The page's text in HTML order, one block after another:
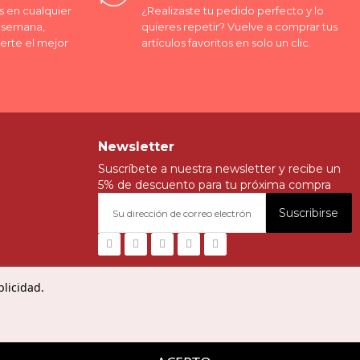
en cualquier
el mejor
¿Realizaste tu pedido perfecto y lo
quieres repetir? Vuelve a comprar tus
artículos favoritos en solo un clic.
Newsletter
Suscríbete a nuestra newsletter y recibe un
5% de descuento para tu próxima compra
Suscribirse